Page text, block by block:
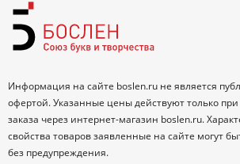
Информация на сайте boslen.ru не является
офертой. Указанные цены действуют только
заказа через интернет-магазин boslen.ru.
свойства товаров заявленные на сайте могут
без предупреждения.